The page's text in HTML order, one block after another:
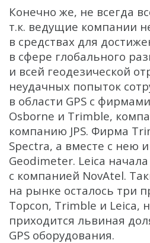
Конечно же, не всегда
т.к. ведущие компании
в средствах для
в сфере глобального
и всей геодезической
неудачных попыток
в области GPS с
Osborne и Trimble,
компанию JPS. Фирма
Spectra, а вместе с нею
Geodimeter. Leica
с компанией NovAtel.
на рынке осталось три
Topcon, Trimble и Leica,
приходится львиная
GPS оборудования.